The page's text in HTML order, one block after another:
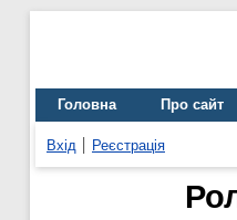
Головна Про сайт
Вхід Реєстрація